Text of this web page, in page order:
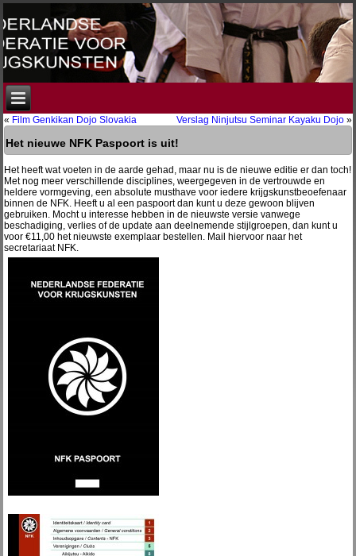
« Film Genkikan Dojo Slovakia Verslag Ninjutsu Seminar Kayaku Dojo»
Het nieuwe NFK Paspoort is uit!
Het heeft wat voeten in de aarde gehad, maar nu is de nieuwe editie er dan toch!
Met nog meer verschillende disciplines, weergegeven in de vertrouwde en
heldere vormgeving, een absolute musthave voor iedere krijgskunstbeoefenaar
binnen de NFK. Heeft u al een paspoort dan kunt u deze gewoon blijven
gebruiken. Mocht u interesse hebben in de nieuwste versie vanwege
beschadiging, verlies of de update aan deelnemende stijlgroepen, dan kunt u
voor €11,00 het nieuwste exemplaar bestellen. Mail hiervoor naar het
secretariaat NFK.